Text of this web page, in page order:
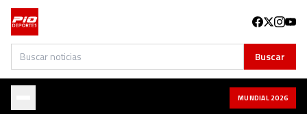
Buscar Buscar
MUNDIAL 2026